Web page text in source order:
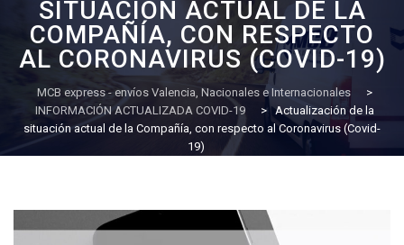
contentSITUACIÓN ACTUAL DE LA
COMPAÑÍA, CON RESPECTO
AL CORONAVIRUS (COVID-19)
MCB express - envíos Valencia, Nacionales e Internacionales
>
INFORMACIÓN ACTUALIZADA COVID-19
> Actualización de la
situación actual de la Compañía, con respecto al Coronavirus (Covid-
19)